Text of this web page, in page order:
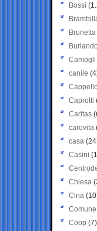
Bossi
Brunetta
Burlando
Camogli
canile
Cappello
Caprotti
Caritas
carovita
casa
Casini
Chiesa
Cina
Comune
Coop (7)